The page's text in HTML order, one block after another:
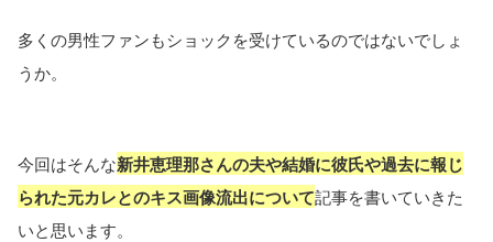
多くの男性ファンもショックを受けているのではないでしょ
うか。
今回はそんな新井恵理那さんの夫や結婚に彼氏や過去に報じ
られた元カレとのキス画像流出について記事を書いていきた
いと思います。